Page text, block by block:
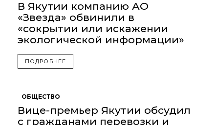
В Якутии компанию АО
«Звезда» обвинили в
«сокрытии или искажении
экологической информации»
ПОДРОБНЕЕ
ОБЩЕСТВО
Вице-премьер Якутии обсудил
с гражданами перевозки и